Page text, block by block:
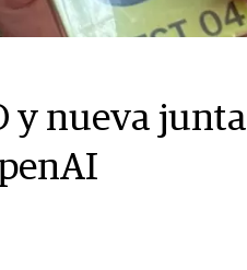
y nueva junta